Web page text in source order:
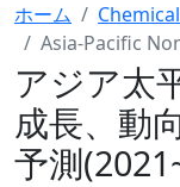
ホーム
Asia-Pacific
アジア太
成長、動
予測